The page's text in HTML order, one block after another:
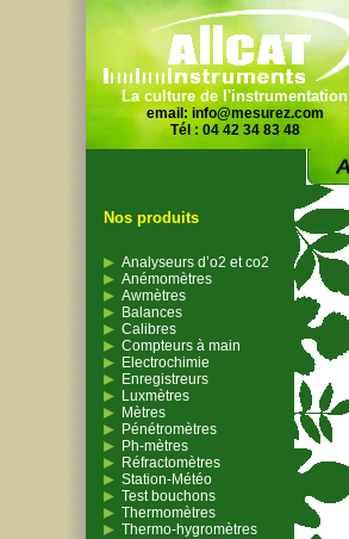
La culture de l'instrumentation
email: info@mesurez.com
Tél : 04 42 34 83 48
Nos produits
Analyseurs d’o2 et co2
Anémomètres
Awmètres
Balances
Calibres
Compteurs à main
Electrochimie
Enregistreurs
Luxmètres
Mètres
Pénétromètres
Ph-mètres
Réfractomètres
Station-Météo
Test bouchons
Thermomètres
Thermo-hygromètres